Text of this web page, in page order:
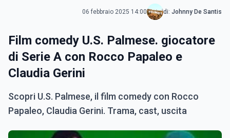
06 febbraio 2025 14:00 di: Johnny De Santis
Film comedy U.S. Palmese. giocatore
di Serie A con Rocco Papaleo e
Claudia Gerini
Scopri U.S. Palmese, il film comedy con Rocco
Papaleo, Claudia Gerini. Trama, cast, uscita